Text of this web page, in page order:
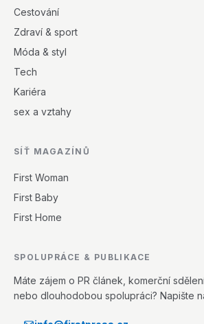
Cestování
Zdraví & sport
Móda & styl
Tech
Kariéra
sex a vztahy
SÍŤ MAGAZÍNŮ
First Woman
First Baby
First Home
SPOLUPRÁCE & PUBLIKACE
Máte zájem o PR článek, komerční
nebo dlouhodobou spolupráci? Napište